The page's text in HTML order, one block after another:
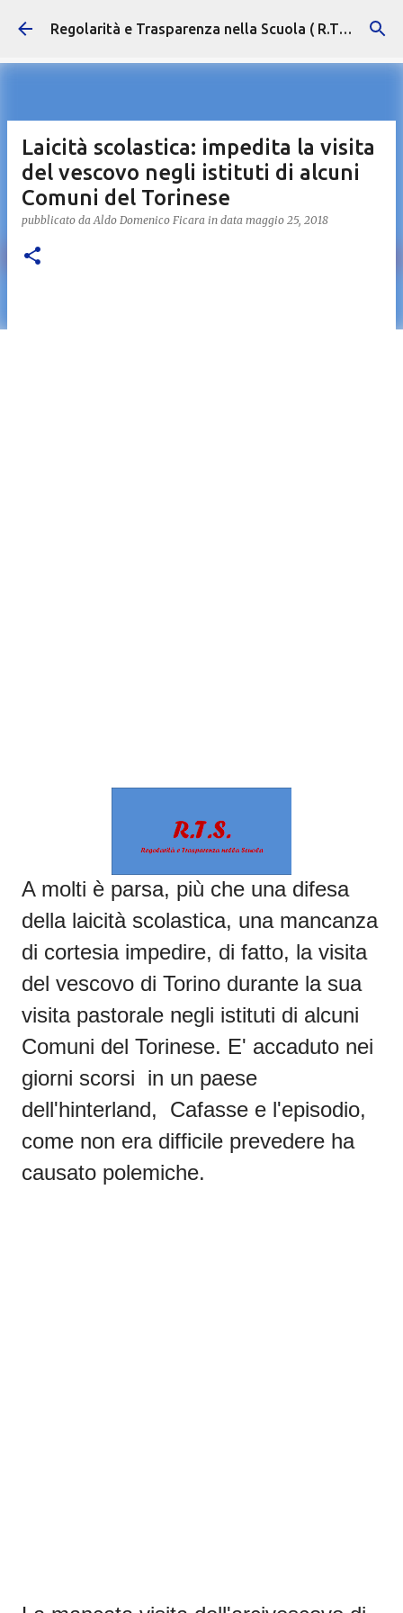
Passa ai contenuti principali Regolarità e Trasparenza nella Scuola ( R.T.S. )
Laicità scolastica: impedita la visita
del vescovo negli istituti di alcuni
Comuni del Torinese
pubblicato daAldo Domenico Ficara in data maggio 25, 2018
A molti è parsa, più che una difesa
della laicità scolastica, una mancanza
di cortesia impedire, di fatto, la visita
del vescovo di Torino durante la sua
visita pastorale negli istituti di alcuni
Comuni del Torinese. E' accaduto nei
giorni scorsi in un paese
dell'hinterland, Cafasse e l'episodio,
come non era difficile prevedere ha
causato polemiche.